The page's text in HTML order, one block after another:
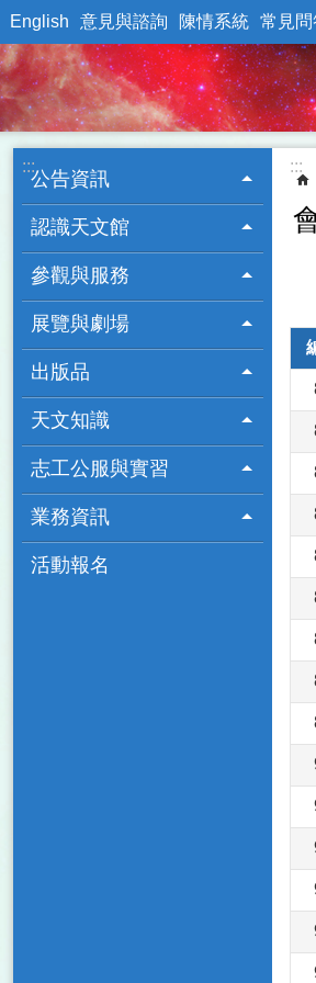
English 意見與諮詢 陳情系統 常見問
:::
公告資訊
認識天文館
參觀與服務
展覽與劇場
出版品
天文知識
志工公服與實習
業務資訊
活動報名
:::